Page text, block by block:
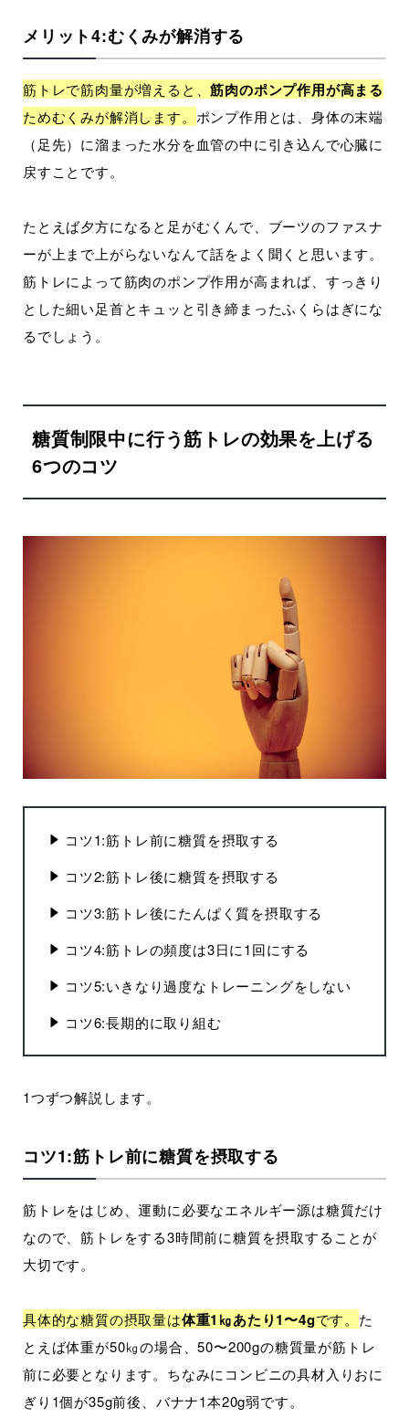
メリット4:むくみが解消する
筋トレで筋肉量が増えると、筋肉のポンプ作用が高まる
ためむくみが解消します。 ポンプ作用とは、身体の末端
（足先）に溜まった水分を血管の中に引き込んで心臓に
戻すことです。
たとえば夕方になると足がむくんで、ブーツのファスナ
ーが上まで上がらないなんて話をよく聞くと思います。
筋トレによって筋肉のポンプ作用が高まれば、すっきり
とした細い足首とキュッと引き締まったふくらはぎにな
るでしょう。
糖質制限中に行う筋トレの効果を上げる
6つのコツ
コツ1:筋トレ前に糖質を摂取する
コツ2:筋トレ後に糖質を摂取する
コツ3:筋トレ後にたんぱく質を摂取する
コツ4:筋トレの頻度は3日に1回にする
コツ5:いきなり過度なトレーニングをしない
コツ6:長期的に取り組む
1つずつ解説します。
コツ1:筋トレ前に糖質を摂取する
筋トレをはじめ、運動に必要なエネルギー源は糖質だけ
なので、筋トレをする3時間前に糖質を摂取することが
大切です。
具体的な糖質の摂取量は体重1㎏あたり1〜4gです。 た
とえば体重が50㎏の場合、50〜200gの糖質量が筋トレ
前に必要となります。ちなみにコンビニの具材入りおに
ぎり1個が35g前後、バナナ1本20g弱です。